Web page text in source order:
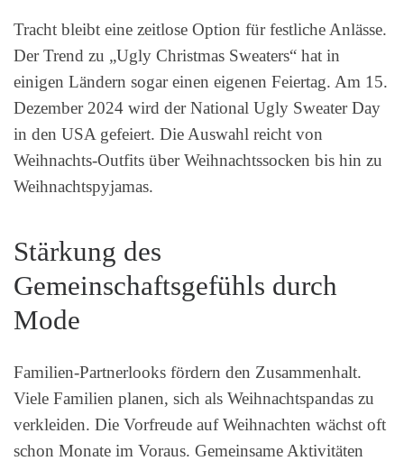
Tracht bleibt eine zeitlose Option für festliche Anlässe.
Der Trend zu „Ugly Christmas Sweaters“ hat in
einigen Ländern sogar einen eigenen Feiertag. Am 15.
Dezember 2024 wird der National Ugly Sweater Day
in den USA gefeiert. Die Auswahl reicht von
Weihnachts-Outfits über Weihnachtssocken bis hin zu
Weihnachtspyjamas.
Stärkung des
Gemeinschaftsgefühls durch
Mode
Familien-Partnerlooks fördern den Zusammenhalt.
Viele Familien planen, sich als Weihnachtspandas zu
verkleiden. Die Vorfreude auf Weihnachten wächst oft
schon Monate im Voraus. Gemeinsame Aktivitäten